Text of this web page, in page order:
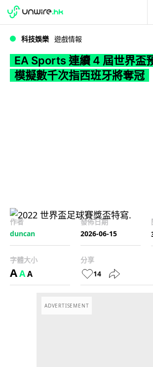
WWDC 2026
科技娛樂 遊戲情報
EA Sports 連續 4 屆世界盃
模擬數千次指西班牙將奪冠
作者
duncan
發佈日期
2026-06-15
字體大小
AAA
分享
14
ADVERTISEMENT